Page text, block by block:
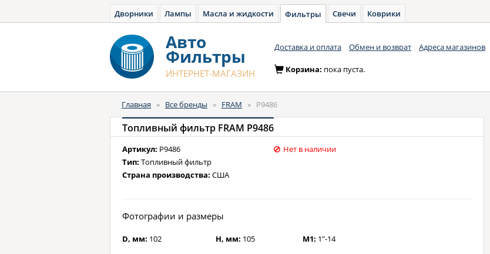
Дворники Лампы Масла и жидкости Фильтры Свечи Коврики
Авто
Фильтры
ИНТЕРНЕТ-МАГАЗИН
Доставка и оплата Обмен и возврат Адреса магазинов
Корзина: пока пуста.
Главная » Все бренды » FRAM » P9486
Топливный фильтр FRAM P9486
Артикул: P9486
Тип: Топливный фильтр
Страна производства: США
Нет в наличии
Фотографии и размеры
D, мм: 102 H, мм: 105 M1: 1"-14